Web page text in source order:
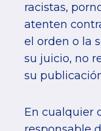
racistas,
atenten
el orden o la
su juicio, no
su
En cualquier